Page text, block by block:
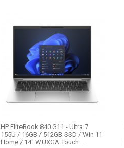
HP EliteBook 840 G11 - Ultra 7
155U / 16GB / 512GB SSD / Win 11
Home / 14" WUXGA Touch ...